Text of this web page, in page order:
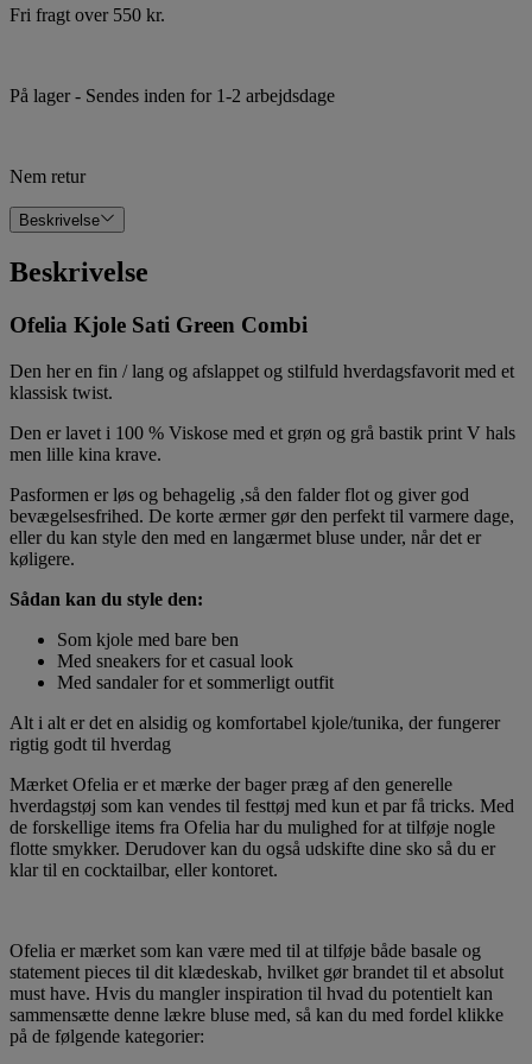
Fri fragt over 550 kr.
På lager - Sendes inden for 1-2 arbejdsdage
Nem retur
Beskrivelse
Beskrivelse
Ofelia Kjole Sati Green Combi
Den her en fin / lang og afslappet og stilfuld hverdagsfavorit med et
klassisk twist.
Den er lavet i 100 % Viskose med et grøn og grå bastik print V hals
men lille kina krave.
Pasformen er løs og behagelig ,så den falder flot og giver god
bevægelsesfrihed. De korte ærmer gør den perfekt til varmere dage,
eller du kan style den med en langærmet bluse under, når det er
køligere.
Sådan kan du style den:
Som kjole med bare ben
Med sneakers for et casual look
Med sandaler for et sommerligt outfit
Alt i alt er det en alsidig og komfortabel kjole/tunika, der fungerer
rigtig godt til hverdag
Mærket Ofelia er et mærke der bager præg af den generelle
hverdagstøj som kan vendes til festtøj med kun et par få tricks. Med
de forskellige items fra Ofelia har du mulighed for at tilføje nogle
flotte smykker. Derudover kan du også udskifte dine sko så du er
klar til en cocktailbar, eller kontoret.
Ofelia er mærket som kan være med til at tilføje både basale og
statement pieces til dit klædeskab, hvilket gør brandet til et absolut
must have. Hvis du mangler inspiration til hvad du potentielt kan
sammensætte denne lækre bluse med, så kan du med fordel klikke
på de følgende kategorier: